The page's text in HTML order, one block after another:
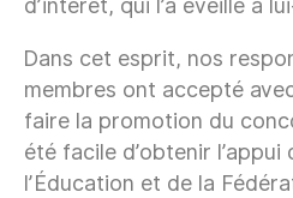
d’intérêt, qui l’a éveillé à
Dans cet esprit, nos
membres ont accepté
faire la promotion du
été facile d’obtenir
l’Éducation et de la